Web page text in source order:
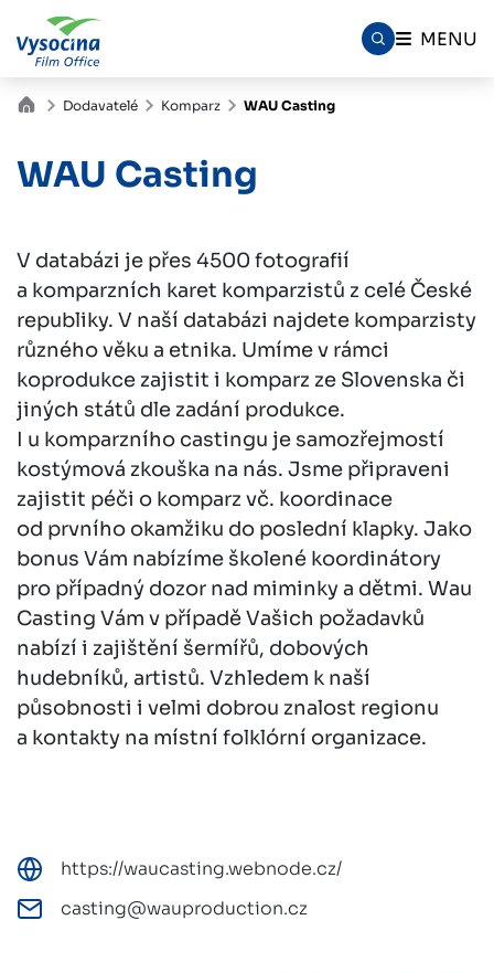
MENU
Dodavatelé Komparz WAU Casting
WAU Casting
V databázi je přes 4500 fotografií
a komparzních karet komparzistů z celé České
republiky. V naší databázi najdete komparzisty
různého věku a etnika. Umíme v rámci
koprodukce zajistit i komparz ze Slovenska či
jiných států dle zadání produkce.
I u komparzního castingu je samozřejmostí
kostýmová zkouška na nás. Jsme připraveni
zajistit péči o komparz vč. koordinace
od prvního okamžiku do poslední klapky. Jako
bonus Vám nabízíme školené koordinátory
pro případný dozor nad miminky a dětmi. Wau
Casting Vám v případě Vašich požadavků
nabízí i zajištění šermířů, dobových
hudebníků, artistů. Vzhledem k naší
působnosti i velmi dobrou znalost regionu
a kontakty na místní folklórní organizace.
https://waucasting.webnode.cz/
casting@wauproduction.cz